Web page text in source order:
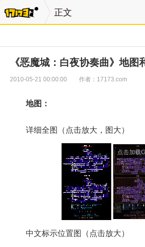
正文
《恶魔城：白夜协奏曲》地图
2010-05-21 00:00:00 作者：17173.com
地图：
详细全图（点击放大，图大）
点击加载
中文标示位置图（点击放大）